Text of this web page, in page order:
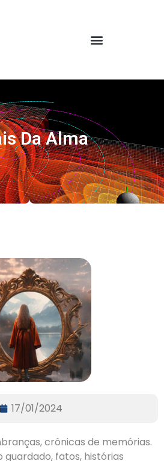
Da Alma
17/01/2024
crônicas de memórias.
fatos, histórias